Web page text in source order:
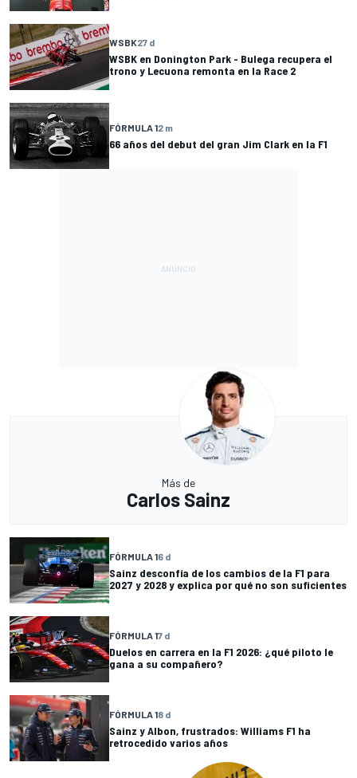
WSBK27 d
WSBK en Donington Park - Bulega recupera el
trono y Lecuona remonta en la Race 2
FÓRMULA 12 m
66 años del debut del gran Jim Clark en la F1
Más de
Carlos Sainz
FÓRMULA 16 d
Sainz desconfía de los cambios de la F1 para
2027 y 2028 y explica por qué no son suficientes
FÓRMULA 17 d
Duelos en carrera en la F1 2026: ¿qué piloto le
gana a su compañero?
FÓRMULA 18 d
Sainz y Albon, frustrados: Williams F1 ha
retrocedido varios años